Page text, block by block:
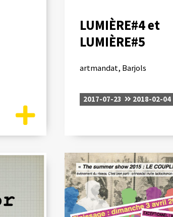
LUMIÈRE#4 et
LUMIÈRE#5
artmandat, Barjols
2017-07-23 2018-02-04